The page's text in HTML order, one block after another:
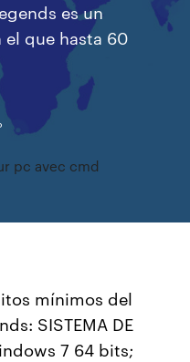
es un
el que hasta 60
pc avec cmd
mínimos del
SISTEMA DE
7 64 bits;